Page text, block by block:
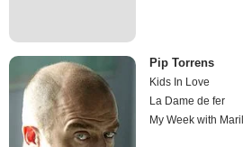
Pip Torrens
Kids In Love
La Dame de fer
My Week with